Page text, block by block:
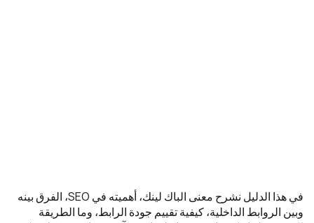
في هذا الدليل نشرح معنى الباك لينك، أهميته في SEO، الفرق بينه
وبين الروابط الداخلية، كيفية تقييم جودة الرابط، وما الطريقة